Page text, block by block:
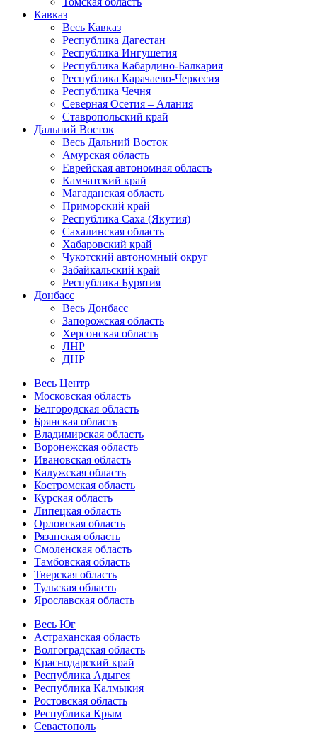
Кавказ
Весь Кавказ
Республика Дагестан
Республика Ингушетия
Республика Кабардино-Балкария
Республика Карачаево-Черкесия
Республика Чечня
Северная Осетия – Алания
Ставропольский край
Дальний Восток
Весь Дальний Восток
Амурская область
Еврейская автономная область
Камчатский край
Магаданская область
Приморский край
Республика Саха (Якутия)
Сахалинская область
Хабаровский край
Чукотский автономный округ
Забайкальский край
Республика Бурятия
Донбасс
Весь Донбасс
Запорожская область
Херсонская область
ЛНР
ДНР
Весь Центр
Московская область
Белгородская область
Брянская область
Владимирская область
Воронежская область
Ивановская область
Калужская область
Костромская область
Курская область
Липецкая область
Орловская область
Рязанская область
Смоленская область
Тамбовская область
Тверская область
Тульская область
Ярославская область
Весь Юг
Астраханская область
Волгоградская область
Краснодарский край
Республика Адыгея
Республика Калмыкия
Ростовская область
Республика Крым
Севастополь